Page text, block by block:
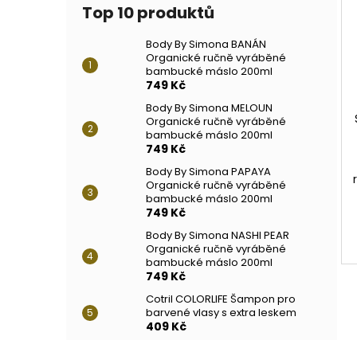
Top 10 produktů
Body By Simona BANÁN
Organické ručně vyráběné
bambucké máslo 200ml
749 Kč
Body By Simona MELOUN
Organické ručně vyráběné
bambucké máslo 200ml
749 Kč
Body By Simona PAPAYA
Organické ručně vyráběné
bambucké máslo 200ml
749 Kč
Body By Simona NASHI PEAR
Organické ručně vyráběné
bambucké máslo 200ml
749 Kč
Cotril COLORLIFE Šampon pro
barvené vlasy s extra leskem
409 Kč